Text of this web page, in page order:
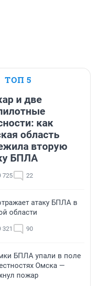
ТОП 5
и две
как
область
вторую
БПЛА
725 22
атаку БПЛА в
области
321 90
БПЛА упали в поле
Омска —
пожар